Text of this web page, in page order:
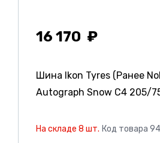
16 170
Шина Ikon Tyres (Ранее
Autograph Snow C4 205/
На складе 8 шт. Код товара